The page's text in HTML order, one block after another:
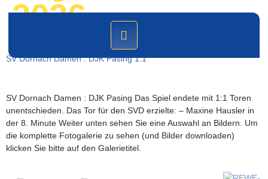
2026
SV Dornach Damen : DJK Pasing 1:1
SV Dornach Damen : DJK Pasing Das Spiel endete mit 1:1 Toren
unentschieden. Das Tor für den SVD erzielte: – Maxine Hausler in
der 8. Minute Weiter unten sehen Sie eine Auswahl an Bildern. Um
die komplette Fotogalerie zu sehen (und Bilder downloaden)
klicken Sie bitte auf den Galerietitel.